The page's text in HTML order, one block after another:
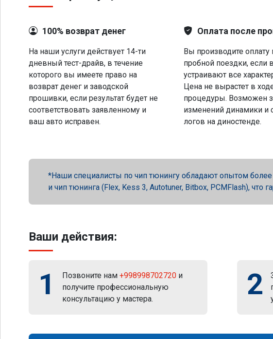
100% возврат денег
На наши услуги действует 14-ти
дневный тест-драйв, в течение
которого вы имеете право на
возврат денег и заводской
прошивки, если результат будет не
соответствовать заявленному и
ваш авто исправен.
Оплата после
Вы производите оплату
пробной поездки, если
устраивают все
Цена не вырастет в
процедуры. Возможен
изменений динамики и
логов на диностенде.
Наши специалисты по чип тюнингу обладают опытом
и чип тюнинга (Flex, Kess 3, Autotuner, Bitbox, PCMFlash), что
Ваши действия:
1 Позвоните нам +998998702720 и
получите профессиональную
консультацию у мастера.
2